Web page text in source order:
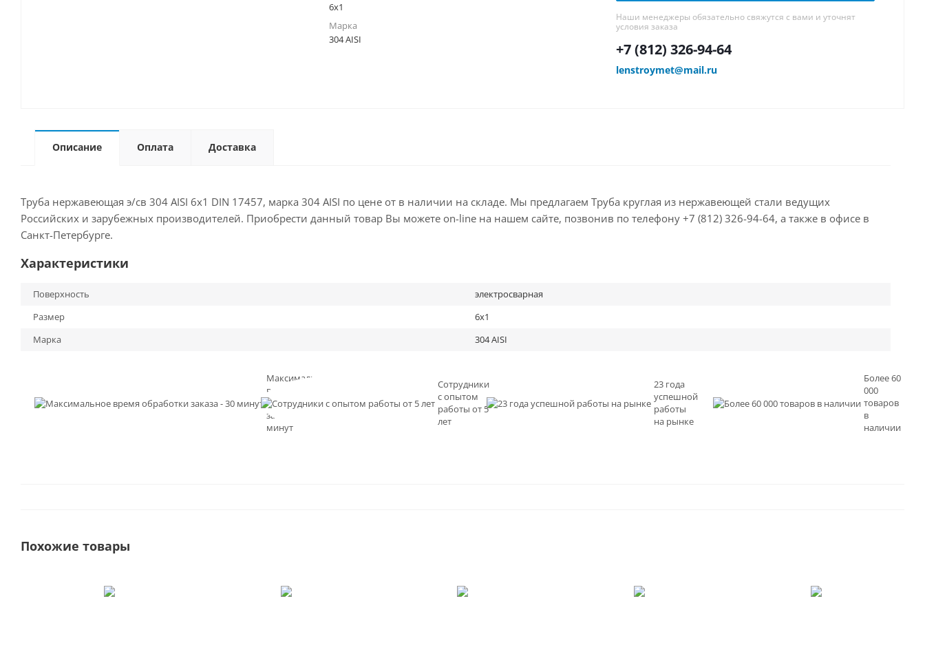
6х1
Марка
304 AISI
Наши менеджеры обязательно свяжутся с вами и уточнят
условия заказа
+7 (812) 326-94-64
lenstroymet@mail.ru
Описание Оплата Доставка
Труба нержавеющая э/св 304 AISI 6х1 DIN 17457, марка 304 AISI по цене от в наличии на складе. Мы предлагаем Труба круглая из нержавеющей стали ведущих
Российских и зарубежных производителей. Приобрести данный товар Вы можете on-line на нашем сайте, позвонив по телефону +7 (812) 326-94-64, а также в офисе в
Санкт-Петербурге.
Характеристики
Поверхность
электросварная
Размер
6х1
Марка
304 AISI
Максимальное
время
обработки
заказа - 30
минут
Сотрудники
с опытом
работы от 5
лет
23 года
успешной
работы
на рынке
Более 60
000
товаров
в
наличии
Похожие товары